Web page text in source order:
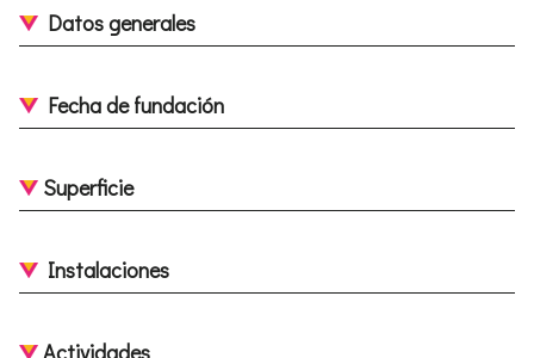
Datos generales
Fecha de fundación
Superficie
Instalaciones